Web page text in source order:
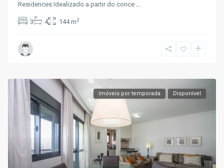
Residences Idealizado a partir do conce ...
3 4 144 m2
Imóveis por temporada Disponível